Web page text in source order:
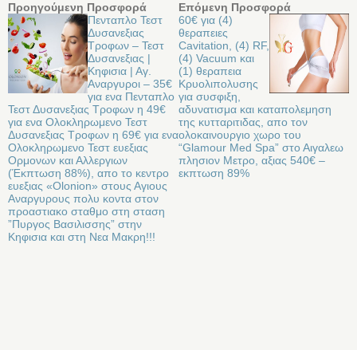
Προηγούμενη Προσφορά
Πενταπλο Τεστ
Δυσανεξιας
Τροφων – Τεστ
Δυσανεξιας |
Κηφισια | Αγ.
Αναργυροι – 35€
για ενα Πενταπλο
Τεστ Δυσανεξιας Τροφων η 49€
για ενα Ολοκληρωμενο Τεστ
Δυσανεξιας Τροφων η 69€ για ενα
Ολοκληρωμενο Τεστ ευεξιας
Ορμονων και Αλλεργιων
(Έκπτωση 88%), απο το κεντρο
ευεξιας «Olonion» στους Αγιους
Αναργυρους πολυ κοντα στον
προαστιακο σταθμο στη σταση
”Πυργος Βασιλισσης” στην
Κηφισια και στη Νεα Μακρη!!!
Επόμενη Προσφορά
60€ για (4)
θεραπειες
Cavitation, (4) RF,
(4) Vacuum και
(1) θεραπεια
Κρυολιπολυσης
για συσφιξη,
αδυνατισμα και καταπολεμηση
της κυτταριτιδας, απο τον
ολοκαινουργιο χωρο του
“Glamour Med Spa” στο Αιγαλεω
πλησιον Μετρο, αξιας 540€ –
εκπτωση 89%